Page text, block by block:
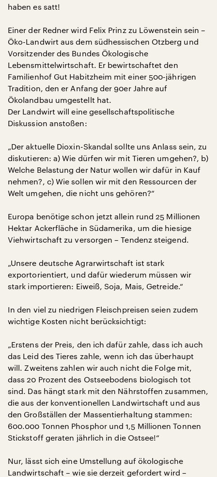
haben es satt!
Einer der Redner wird Felix Prinz zu Löwenstein sein –
Öko-Landwirt aus dem südhessischen Otzberg und
Vorsitzender des Bundes Ökologische
Lebensmittelwirtschaft. Er bewirtschaftet den
Familienhof Gut Habitzheim mit einer 500-jährigen
Tradition, den er Anfang der 90er Jahre auf
Ökolandbau umgestellt hat.
Der Landwirt will eine gesellschaftspolitische
Diskussion anstoßen:
„Der aktuelle Dioxin-Skandal sollte uns Anlass sein, zu
diskutieren: a) Wie dürfen wir mit Tieren umgehen?, b)
Welche Belastung der Natur wollen wir dafür in Kauf
nehmen?, c) Wie sollen wir mit den Ressourcen der
Welt umgehen, die nicht uns gehören?“
Europa benötige schon jetzt allein rund 25 Millionen
Hektar Ackerfläche in Südamerika, um die hiesige
Viehwirtschaft zu versorgen – Tendenz steigend.
„Unsere deutsche Agrarwirtschaft ist stark
exportorientiert, und dafür wiederum müssen wir
stark importieren: Eiweiß, Soja, Mais, Getreide.“
In den viel zu niedrigen Fleischpreisen seien zudem
wichtige Kosten nicht berücksichtigt:
„Erstens der Preis, den ich dafür zahle, dass ich auch
das Leid des Tieres zahle, wenn ich das überhaupt
will. Zweitens zahlen wir auch nicht die Folge mit,
dass 20 Prozent des Ostseebodens biologisch tot
sind. Das hängt stark mit den Nährstoffen zusammen,
die aus der konventionellen Landwirtschaft und aus
den Großställen der Massentierhaltung stammen:
600.000 Tonnen Phosphor und 1,5 Millionen Tonnen
Stickstoff geraten jährlich in die Ostsee!“
Nur, lässt sich eine Umstellung auf ökologische
Landwirtschaft – wie sie derzeit gefordert wird –